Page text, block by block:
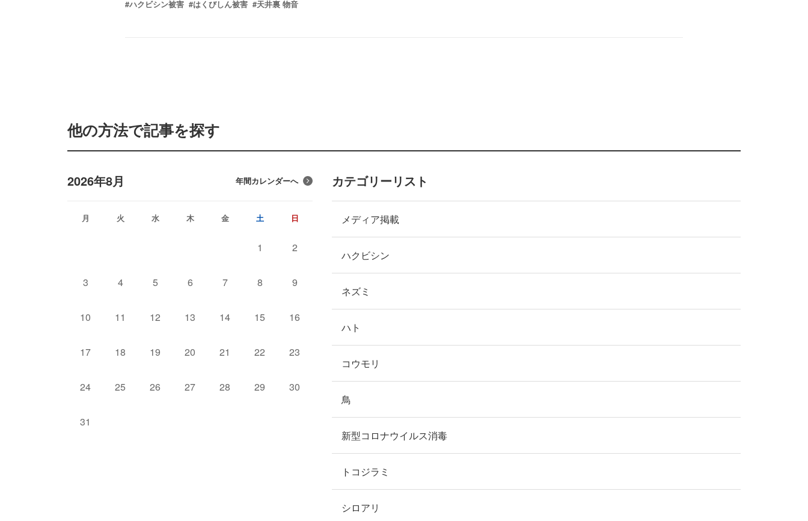
#ハクビシン被害 #はくびしん被害 #天井裏 物音
他の方法で記事を探す
2026年8月 年間カレンダーへ
月 火 水 木 金 土 日
1 2
3 4 5 6 7 8 9
10 11 12 13 14 15 16
17 18 19 20 21 22 23
24 25 26 27 28 29 30
31
カテゴリーリスト
メディア掲載
ハクビシン
ネズミ
ハト
コウモリ
鳥
新型コロナウイルス消毒
トコジラミ
シロアリ